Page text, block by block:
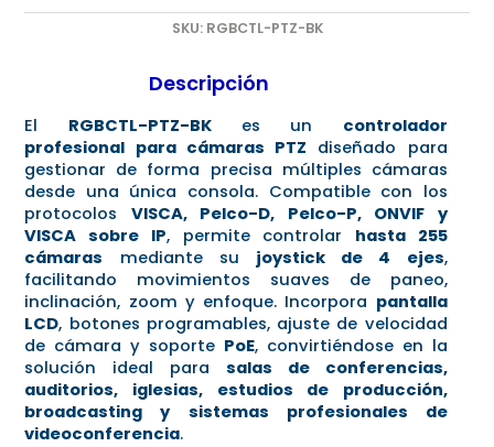
SKU: RGBCTL-PTZ-BK
Descripción
El RGBCTL-PTZ-BKes un controlador
profesional para cámaras PTZ diseñado para
gestionar de forma precisa múltiples cámaras
desde una única consola. Compatible con los
protocolos VISCA, Pelco-D, Pelco-P, ONVIF y
VISCA sobre IP, permite controlar hasta 255
cámaras mediante su joystick de 4 ejes,
facilitando movimientos suaves de paneo,
inclinación, zoom y enfoque. Incorpora pantalla
LCD, botones programables, ajuste de velocidad
de cámara y soporte PoE, convirtiéndose en la
solución ideal para salas de conferencias,
auditorios, iglesias, estudios de producción,
broadcasting y sistemas profesionales de
videoconferencia.